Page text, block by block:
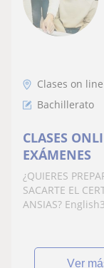
Clases on line
Bachillerato
CLASES
EXÁMENES
¿QUIERES
SACARTE EL
ANSIAS?
ver